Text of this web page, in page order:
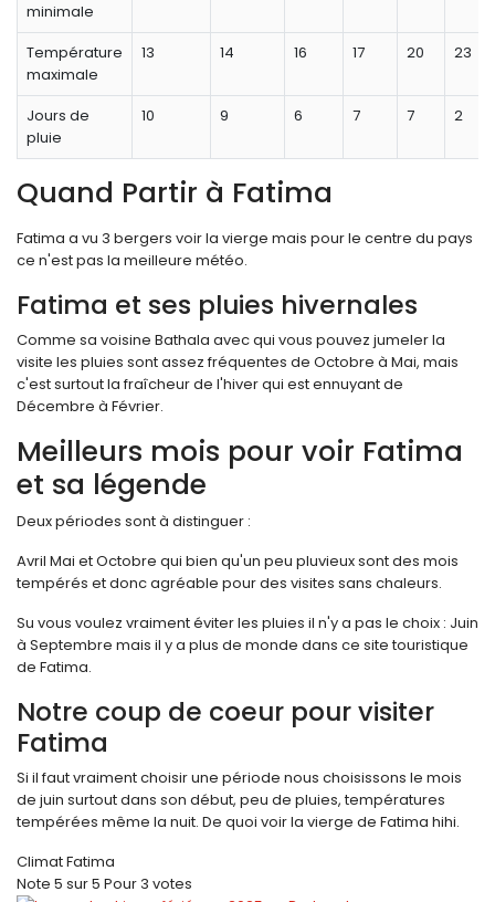
minimale
Température
maximale
13 14 16 17 20 23
Jours de
pluie
10 9 6 7 7 2
Quand Partir à Fatima
Fatima a vu 3 bergers voir la vierge mais pour le centre du pays
ce n'est pas la meilleure météo.
Fatima et ses pluies hivernales
Comme sa voisine Bathala avec qui vous pouvez jumeler la
visite les pluies sont assez fréquentes de Octobre à Mai, mais
c'est surtout la fraîcheur de l'hiver qui est ennuyant de
Décembre à Février.
Meilleurs mois pour voir Fatima
et sa légende
Deux périodes sont à distinguer :
Avril Mai et Octobre qui bien qu'un peu pluvieux sont des mois
tempérés et donc agréable pour des visites sans chaleurs.
Su vous voulez vraiment éviter les pluies il n'y a pas le choix : Juin
à Septembre mais il y a plus de monde dans ce site touristique
de Fatima.
Notre coup de coeur pour visiter
Fatima
Si il faut vraiment choisir une période nous choisissons le mois
de juin surtout dans son début, peu de pluies, températures
tempérées même la nuit. De quoi voir la vierge de Fatima hihi.
Climat Fatima
Note 5 sur5 Pour 3 votes